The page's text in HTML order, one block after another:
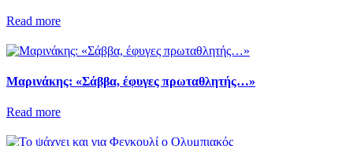
Read more
Μαρινάκης: «Σάββα, έφυγες πρωταθλητής…»
Read more